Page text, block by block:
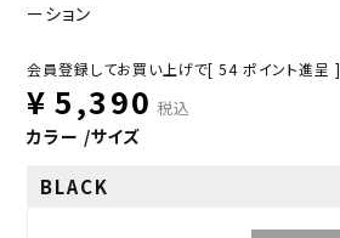
ーション
会員登録してお買い上げで[ 54 ポイント進呈 ]
¥ 5,390 税込
カラー サイズ
BLACK